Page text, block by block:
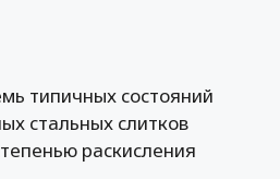
типичных состояний
стальных слитков
раскисления